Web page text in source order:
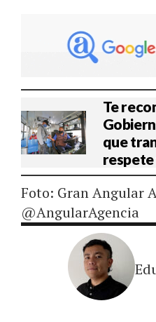
Te
que
Foto: Gran Angular
@AngularAgencia